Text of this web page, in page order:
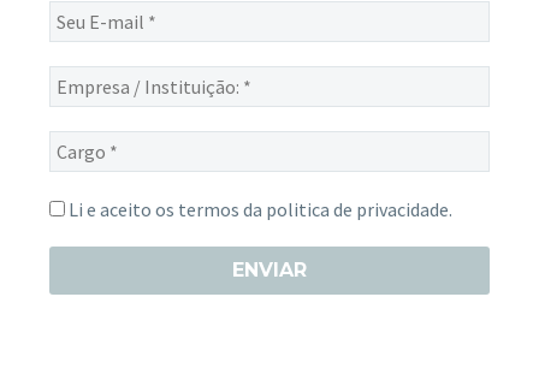
Seu
E-
mail
Empresa
/
Instituição:
Cargo
*
Li e aceito os termos da politica de privacidade.